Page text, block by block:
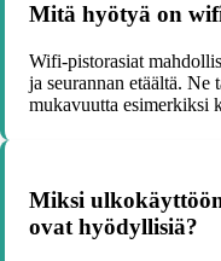
Mitä hyötyä on
Wifi-pistorasiat
ja seurannan etäältä. Ne
mukavuutta esimerkiksi
Miksi
ovat hyödyllisiä?